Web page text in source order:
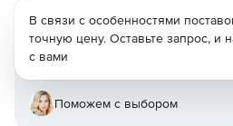
В связи с особенностями
точную цену. Оставьте запрос, и
с вами
Поможем с выбором